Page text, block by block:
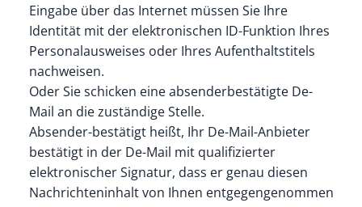
Eingabe über das Internet müssen Sie Ihre
Identität mit der elektronischen ID-Funktion Ihres
Personalausweises oder Ihres Aufenthaltstitels
nachweisen.
Oder Sie schicken eine absenderbestätigte De-
Mail an die zuständige Stelle.
Absender-bestätigt heißt, Ihr De-Mail-Anbieter
bestätigt in der De-Mail mit qualifizierter
elektronischer Signatur, dass er genau diesen
Nachrichteninhalt von Ihnen entgegengenommen